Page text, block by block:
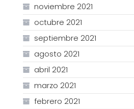
noviembre 2021
octubre 2021
septiembre 2021
agosto 2021
abril 2021
marzo 2021
febrero 2021